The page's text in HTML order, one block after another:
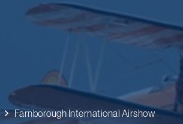
Farnborough International Airshow